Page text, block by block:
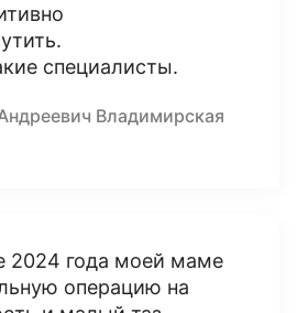
специалисты.
Владимирская
2024 года моей маме
операцию на